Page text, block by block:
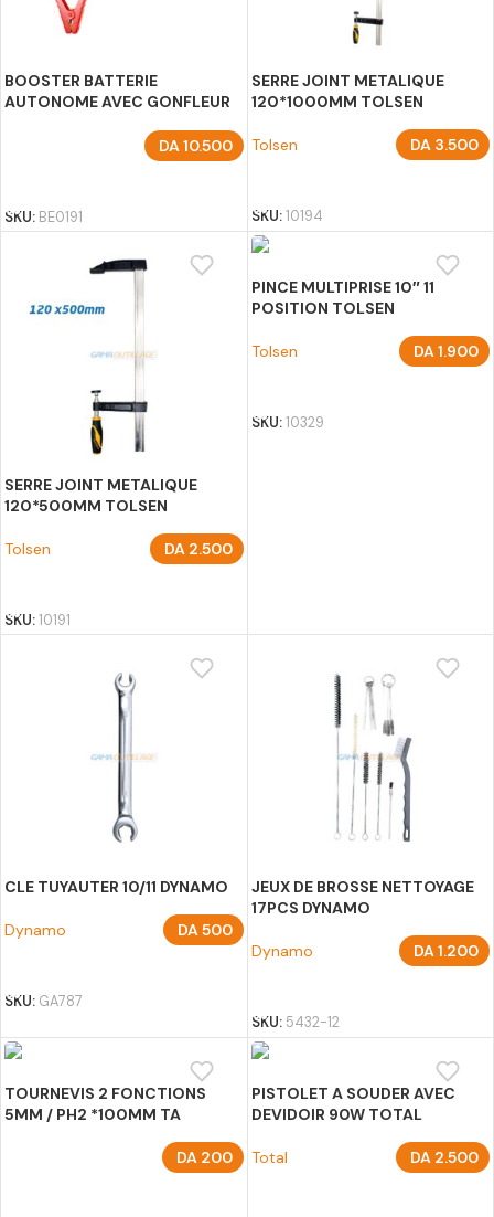
BOOSTER BATTERIE
AUTONOME AVEC GONFLEUR
DA10.500
SKU: BE0191
SERRE JOINT METALIQUE
120*1000MM TOLSEN
Tolsen DA 3.500
SKU:10194
SERRE JOINT METALIQUE
120*500MM TOLSEN
Tolsen DA2.500
SKU:10191
PINCE MULTIPRISE 10″ 11
POSITION TOLSEN
Tolsen DA1.900
SKU:10329
CLE TUYAUTER 10/11 DYNAMO
Dynamo DA500
SKU: GA787
JEUX DE BROSSE NETTOYAGE
17PCS DYNAMO
Dynamo DA1.200
SKU: 5432-12
TOURNEVIS 2 FONCTIONS
5MM / PH2 *100MM TA
DA200
PISTOLET A SOUDER AVEC
DEVIDOIR 90W TOTAL
Total DA 2.500